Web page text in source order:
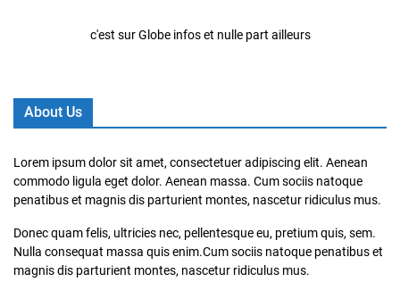
c'est sur Globe infos et nulle part ailleurs
About Us
Lorem ipsum dolor sit amet, consectetuer adipiscing elit. Aenean
commodo ligula eget dolor. Aenean massa. Cum sociis natoque
penatibus et magnis dis parturient montes, nascetur ridiculus mus.
Donec quam felis, ultricies nec, pellentesque eu, pretium quis, sem.
Nulla consequat massa quis enim.Cum sociis natoque penatibus et
magnis dis parturient montes, nascetur ridiculus mus.